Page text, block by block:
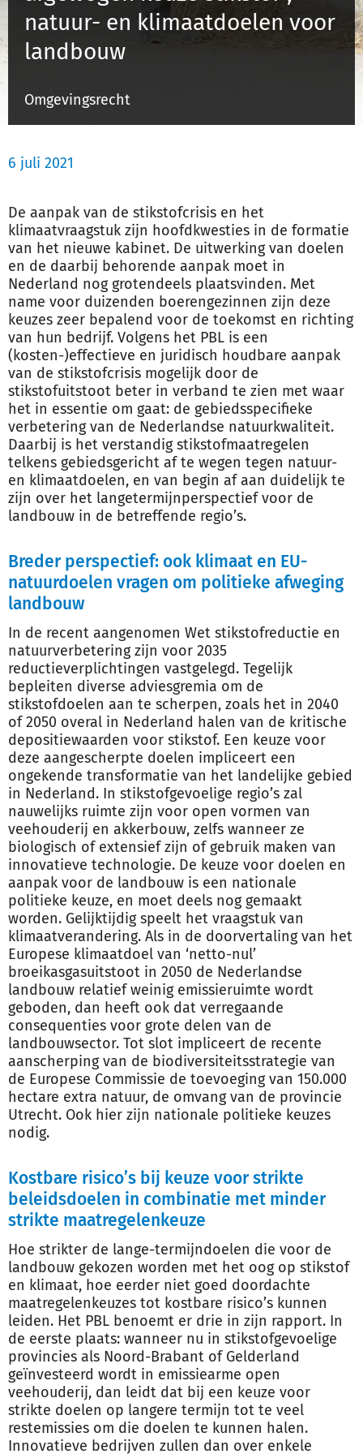
natuur- en klimaatdoelen voor
landbouw
Omgevingsrecht
6 juli 2021
De aanpak van de stikstofcrisis en het
klimaatvraagstuk zijn hoofdkwesties in de formatie
van het nieuwe kabinet. De uitwerking van doelen
en de daarbij behorende aanpak moet in
Nederland nog grotendeels plaatsvinden. Met
name voor duizenden boerengezinnen zijn deze
keuzes zeer bepalend voor de toekomst en richting
van hun bedrijf. Volgens het PBL is een
(kosten-)effectieve en juridisch houdbare aanpak
van de stikstofcrisis mogelijk door de
stikstofuitstoot beter in verband te zien met waar
het in essentie om gaat: de gebiedsspecifieke
verbetering van de Nederlandse natuurkwaliteit.
Daarbij is het verstandig stikstofmaatregelen
telkens gebiedsgericht af te wegen tegen natuur-
en klimaatdoelen, en van begin af aan duidelijk te
zijn over het langetermijnperspectief voor de
landbouw in de betreffende regio’s.
Breder perspectief: ook klimaat en EU-
natuurdoelen vragen om politieke afweging
landbouw
In de recent aangenomen Wet stikstofreductie en
natuurverbetering zijn voor 2035
reductieverplichtingen vastgelegd. Tegelijk
bepleiten diverse adviesgremia om de
stikstofdoelen aan te scherpen, zoals het in 2040
of 2050 overal in Nederland halen van de kritische
depositiewaarden voor stikstof. Een keuze voor
deze aangescherpte doelen impliceert een
ongekende transformatie van het landelijke gebied
in Nederland. In stikstofgevoelige regio’s zal
nauwelijks ruimte zijn voor open vormen van
veehouderij en akkerbouw, zelfs wanneer ze
biologisch of extensief zijn of gebruik maken van
innovatieve technologie. De keuze voor doelen en
aanpak voor de landbouw is een nationale
politieke keuze, en moet deels nog gemaakt
worden. Gelijktijdig speelt het vraagstuk van
klimaatverandering. Als in de doorvertaling van het
Europese klimaatdoel van ‘netto-nul’
broeikasgasuitstoot in 2050 de Nederlandse
landbouw relatief weinig emissieruimte wordt
geboden, dan heeft ook dat verregaande
consequenties voor grote delen van de
landbouwsector. Tot slot impliceert de recente
aanscherping van de biodiversiteitsstrategie van
de Europese Commissie de toevoeging van 150.000
hectare extra natuur, de omvang van de provincie
Utrecht. Ook hier zijn nationale politieke keuzes
nodig.
Kostbare risico’s bij keuze voor strikte
beleidsdoelen in combinatie met minder
strikte maatregelenkeuze
Hoe strikter de lange-termijndoelen die voor de
landbouw gekozen worden met het oog op stikstof
en klimaat, hoe eerder niet goed doordachte
maatregelenkeuzes tot kostbare risico’s kunnen
leiden. Het PBL benoemt er drie in zijn rapport. In
de eerste plaats: wanneer nu in stikstofgevoelige
provincies als Noord-Brabant of Gelderland
geïnvesteerd wordt in emissiearme open
veehouderij, dan leidt dat bij een keuze voor
strikte doelen op langere termijn tot te veel
restemissies om die doelen te kunnen halen.
Innovatieve bedrijven zullen dan over enkele